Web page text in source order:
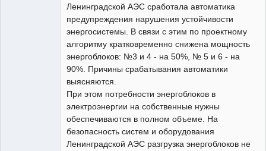
Ленинградской АЭС сработала автоматика
предупреждения нарушения устойчивости
энергосистемы. В связи с этим по проектному
алгоритму кратковременно снижена мощность
энергоблоков: №3 и 4 - на 50%, № 5 и 6 - на
90%. Причины срабатывания автоматики
выясняются.
При этом потребности энергоблоков в
электроэнергии на собственные нужны
обеспечиваются в полном объеме. На
безопасность систем и оборудования
Ленинградской АЭС разгрузка энергоблоков не